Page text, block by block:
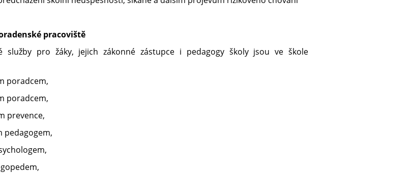
pracoviště
služby pro žáky, jejich zákonné zástupce i pedagogy školy jsou ve škole
poradcem,
poradcem,
prevence,
pedagogem,